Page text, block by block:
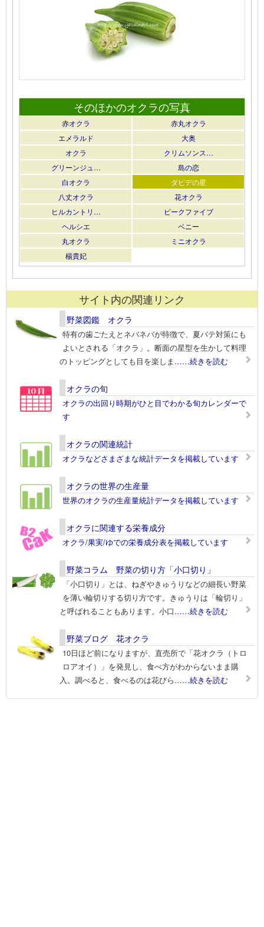
そのほかのオクラの写真
赤オクラ
赤丸オクラ
エメラルド
大奥
オクラ
クリムソンス…
グリーンジュ…
島の恋
白オクラ
ダビデの星
八丈オクラ
花オクラ
ヒルカントリ…
ピークファイブ
ヘルシエ
ベニー
丸オクラ
ミニオクラ
楊貴妃
サイト内の関連リンク
野菜図鑑 オクラ
特有の歯ごたえとネバネバが特徴で、夏バテ対策にも
よいとされる「オクラ」。断面の星型を生かして料理
のトッピングとしても目を楽しま ……続きを読む
オクラの旬
オクラの出回り時期がひと目でわかる旬カレンダーで
す
オクラの関連統計
オクラなどさまざまな統計データを掲載しています
オクラの世界の生産量
世界のオクラの生産量統計データを掲載しています
オクラに関連する栄養成分
オクラ/果実/ゆでの栄養成分表を掲載しています
野菜コラム 野菜の切り方「小口切り」
「小口切り」とは、ねぎやきゅうりなどの細長い野菜
を薄い輪切りする切り方です。きゅうりは「輪切り」
と呼ばれることもあります。小口……続きを読む
野菜ブログ 花オクラ
10日ほど前になりますが、直売所で「花オクラ（トロ
ロアオイ）」を発見し、食べ方がわからないまま購
入。調べると、食べるのは花びら……続きを読む